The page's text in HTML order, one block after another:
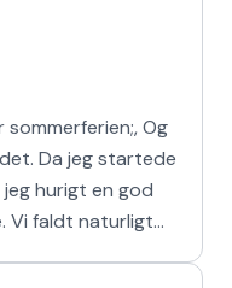
Og
hurigt en god
Vi faldt naturligt